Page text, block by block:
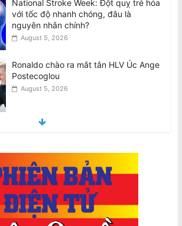
Ronaldo chào ra mắt tân HLV Úc Ange
Postecoglou
August 5, 2026
Thông Báo của Ban Giải Quyết Khiếu
Nại: Về Bản Tuyên Bố Chung Của Một
Số Đại Diện Hội Đoàn
VIDEO: Chủ tiệm tạp hóa Văn Việt
August 4, 2026
[VIDEO] Footscray: Chủ tiệm bánh mì
Richard Lê bị tấn công khi bảo vệ đàn
ông lớn tuổi
August 5, 2026